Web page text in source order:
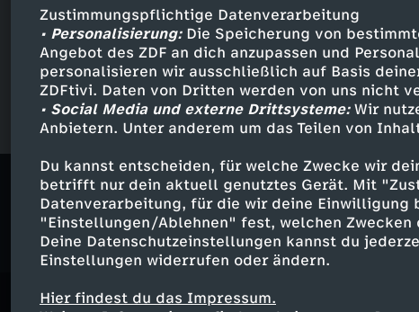
Zustimmungspflichtige Datenverarbeitung
• Personalisierung:Die Speicherung von
Angebot des ZDF an dich anzupassen und
personalisieren wir ausschließlich auf Basis
ZDFtivi. Daten von Dritten werden von uns nicht
• Social Media und externe Drittsysteme:Wir
Anbietern. Unter anderem um das Teilen von
Du kannst entscheiden, für welche Zwecke wir
betrifft nur dein aktuell genutztes Gerät. Mit
Datenverarbeitung, für die wir deine Einwilligung
"Einstellungen/Ablehnen" fest, welchen
Deine Datenschutzeinstellungen kannst du
Einstellungen widerrufen oder ändern.
Hier findest du das Impressum.
MarxenPhil
Squad:Pesh Ramin:
peshramin​​​​Sandro Liman:
sandromandro​​Ben Poqué:
benbensoonMiriam Dane
miriam_daneMarcus Nesseler
Ähnliche Inhalte entdecken
Comedy Video schräg